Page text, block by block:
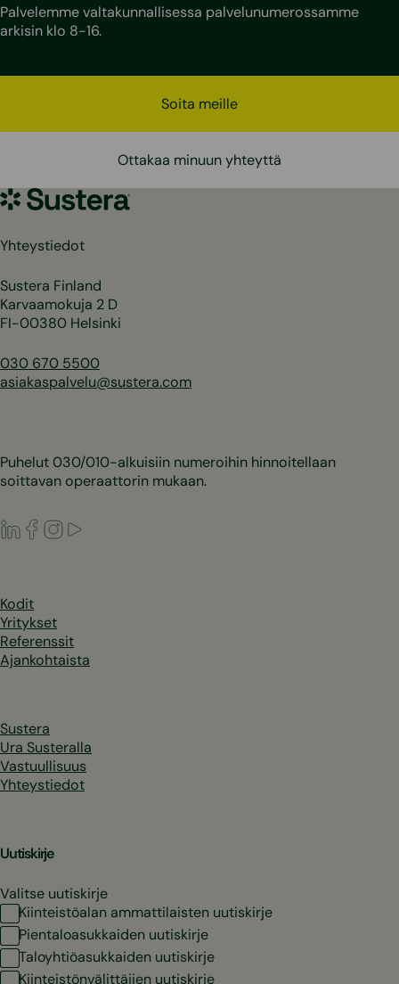
Palvelemme valtakunnallisessa palvelunumerossamme
arkisin klo 8-16.
Soita meille
Ottakaa minuun yhteyttä
Sustera
Yhteystiedot
Sustera Finland
Karvaamokuja 2 D
FI-00380 Helsinki
030 670 5500
asiakaspalvelu@sustera.com
Puhelut 030/010-alkuisiin numeroihin hinnoitellaan
soittavan operaattorin mukaan.
LinkedIn
Facebook
Instagram
Kodit
Yritykset
Referenssit
Ajankohtaista
Sustera
Ura Susteralla
Vastuullisuus
Yhteystiedot
Uutiskirje
Valitse uutiskirje
Kiinteistöalan ammattilaisten uutiskirje
Pientaloasukkaiden uutiskirje
Taloyhtiöasukkaiden uutiskirje
Kiinteistönvälittäjien uutiskirje